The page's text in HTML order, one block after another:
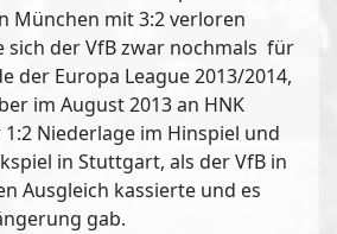
München mit 3:2 verloren
sich der VfB zwar nochmals für
der Europa League 2013/2014,
im August 2013 an HNK
1:2 Niederlage im Hinspiel und
in Stuttgart, als der VfB in
Ausgleich kassierte und es
gab.